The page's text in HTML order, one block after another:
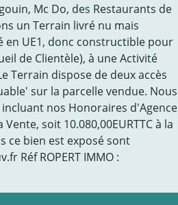
Mc Do, des Restaurants de
un Terrain livré nu mais
en UE1, donc constructible pour
de Clientèle), à une Activité
Terrain dispose de deux accès
sur la parcelle vendue. Nous
incluant nos Honoraires d'Agence
soit 10.080,00EURTTC à la
ce bien est exposé sont
Réf ROPERT IMMO :